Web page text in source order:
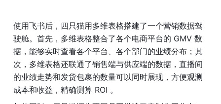
使用飞书后，四只猫用多维表格搭建了一个营销数据驾
驶舱。首先，多维表格整合了各个电商平台的 GMV 数
据，能够实时查看各个平台、各个部门的业绩分布；其
次，多维表格还联通了销售端与供应端的数据，直播间
的业绩走势和发货包裹的数量可以同时展现，方便观测
成本和收益，精确测算 ROI 。